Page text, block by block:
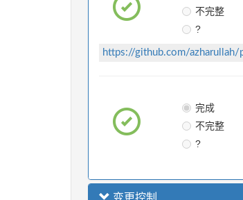
不完整
?
https://github.com/
完成
不完整
?
变更控制